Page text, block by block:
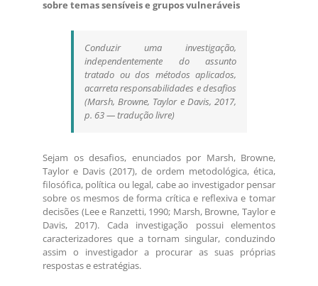
sobre temas sensíveis e grupos vulneráveis
Conduzir uma investigação,
independentemente do assunto
tratado ou dos métodos aplicados,
acarreta responsabilidades e desafios
(Marsh, Browne, Taylor e Davis, 2017,
p. 63 — tradução livre)
Sejam os desafios, enunciados por Marsh, Browne,
Taylor e Davis (2017), de ordem metodológica, ética,
filosófica, política ou legal, cabe ao investigador pensar
sobre os mesmos de forma crítica e reflexiva e tomar
decisões (Lee e Ranzetti, 1990; Marsh, Browne, Taylor e
Davis, 2017). Cada investigação possui elementos
caracterizadores que a tornam singular, conduzindo
assim o investigador a procurar as suas próprias
respostas e estratégias.